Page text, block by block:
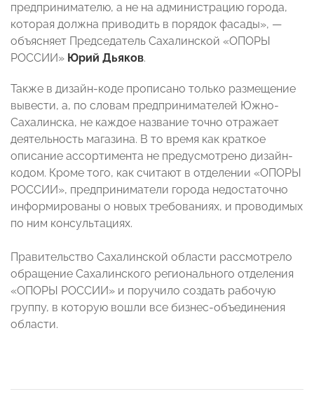
предпринимателю, а не на администрацию города,
которая должна приводить в порядок фасады», —
объясняет Председатель Сахалинской «ОПОРЫ
РОССИИ» Юрий Дьяков.
Также в дизайн-коде прописано только размещение
вывести, а, по словам предпринимателей Южно-
Сахалинска, не каждое название точно отражает
деятельность магазина. В то время как краткое
описание ассортимента не предусмотрено дизайн-
кодом. Кроме того, как считают в отделении «ОПОРЫ
РОССИИ», предприниматели города недостаточно
информированы о новых требованиях, и проводимых
по ним консультациях.
Правительство Сахалинской области рассмотрело
обращение Сахалинского регионального отделения
«ОПОРЫ РОССИИ» и поручило создать рабочую
группу, в которую вошли все бизнес-объединения
области.